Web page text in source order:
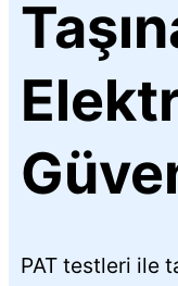
PAT testleri ile